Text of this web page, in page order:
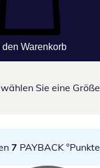
den Warenkorb
Sie eine Größe
7 PAYBACK °Punkte